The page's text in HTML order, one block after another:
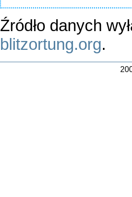
Źródło danych
blitzortung.org.